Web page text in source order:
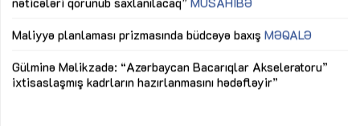
Maliyyə planlaması prizmasında büdcəyə baxış MƏQALƏ
Gülminə Məlikzadə: “Azərbaycan Bacarıqlar Akseleratoru”
ixtisaslaşmış kadrların hazırlanmasını hədəfləyir”